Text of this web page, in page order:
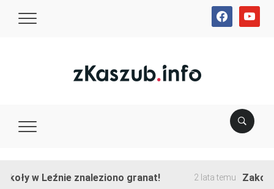
facebookyoutube
w Leźnie znaleziono granat! 2 lata temu Zakończono